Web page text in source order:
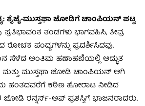
ಶೈಜೈ-ಮುಸ್ತಫಾ ಜೋಡಿಗೆ ಚಾಂಪಿಯನ್ ಪಟ್ಟ
ತಂಡಗಳು ಭಾಗವಹಿಸಿ, ತೀವ್ರ
ಪಂದ್ಯಗಳನ್ನು ಪ್ರದರ್ಶಿಸಿದವು.
ಸೆಳೆದ ಅಂತಿಮ ಹಣಾಹಣಿಯಲ್ಲಿ ಅದ್ಭುತ
ಮತ್ತು ಮುಸ್ತಫಾ ಜೋಡಿ ಚಾಂಪಿಯನ್ ಆಗಿ
ಹಂತದವರೆಗೆ ಕಠಿಣ ಹೋರಾಟ ನೀಡಿದ
ಜೋಡಿ ರನ್ನರ್ಸ್-ಅಪ್ ಪ್ರಶಸ್ತಿಗೆ ಭಾಜನರಾದರು.